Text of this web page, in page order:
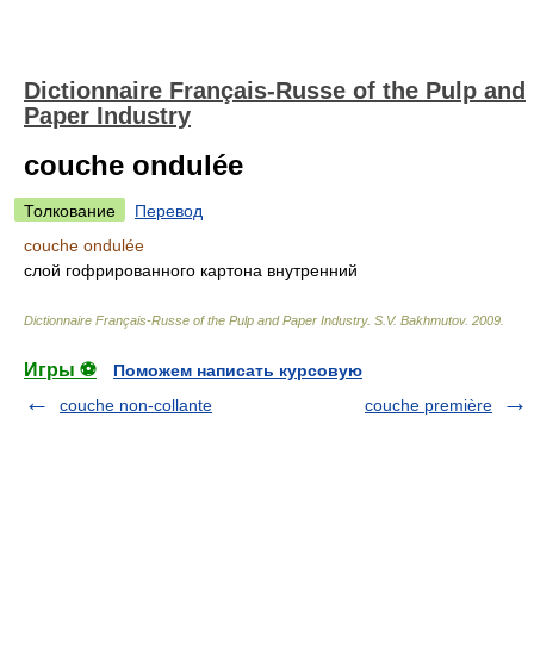
Dictionnaire Français-Russe of the Pulp and
Paper Industry
couche ondulée
Толкование
Перевод
couche ondulée
слой гофрированного картона внутренний
Dictionnaire Français-Russe of the Pulp and Paper Industry. S.V. Bakhmutov. 2009
Игры ⚽
Поможем написать курсовую
couche non-collante
couche première